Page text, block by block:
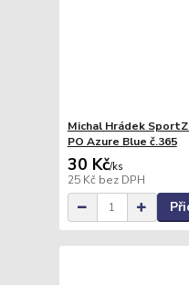
Michal Hrádek
PO Azure Blue č.365
30 Kč/ks
25 Kč bez DPH